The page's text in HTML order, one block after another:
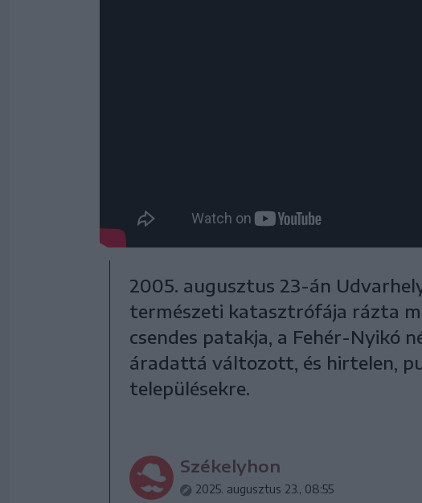
2005. augusztus 23-án
természeti katasztrófája rázta
csendes patakja, a Fehér-Nyikó
áradattá változott, és hirtelen,
településekre.
Székelyhon
2025. augusztus 23., 08:55